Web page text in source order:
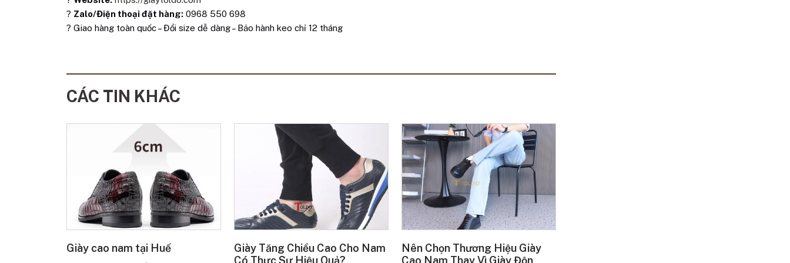
? Zalo/Điện thoại đặt hàng: 0968 550 698
? Giao hàng toàn quốc – Đổi size dễ dàng – Bảo hành keo chỉ 12 tháng
CÁC TIN KHÁC
Giày cao nam tại Huế
Giày Tăng Chiều Cao Cho Nam
Có Thực Sự Hiệu Quả?
Nên Chọn Thương Hiệu Giày
Cao Nam Thay Vì Giày Độn